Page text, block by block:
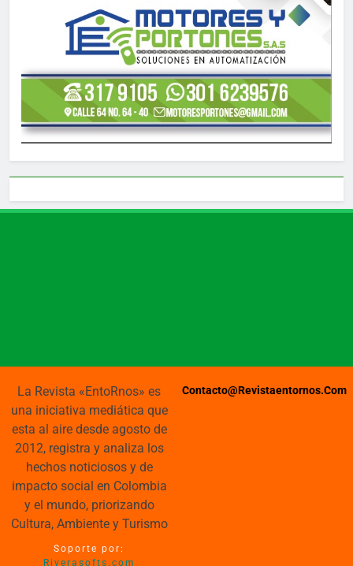
La Revista «EntoRnos» es
una iniciativa mediática que
esta al aire desde agosto de
2012, registra y analiza los
hechos noticiosos y de
impacto social en Colombia
y el mundo, priorizando
Cultura, Ambiente y Turismo
Soporte por:
Riverasofts.com
Contacto@revistaentornos.com